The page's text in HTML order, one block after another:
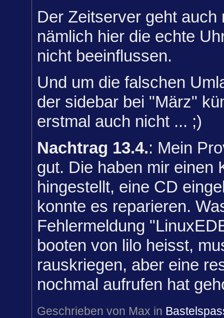
Der Zeitserver geht auch
nämlich hier die echte
nicht beeinflussen.
Und um die falschen
der sidebar bei "März"
erstmal auch nicht ... ;)
Nachtrag 13.4.: Mein
gut. Die haben mir einen
hingestellt, eine CD
konnte es reparieren.
Fehlermeldung
booten von lilo heisst,
rauskriegen, aber eine
nochmal aufrufen hat
Geschrieben von Max in